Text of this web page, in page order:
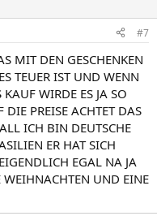
#7
MIT DEN GESCHENKEN
TEUER IST UND WENN
WIRDE ES JA SO
PREISE ACHTET DAS
ICH BIN DEUTSCHE
ER HAT SICH
EGAL NA JA
UND EINE